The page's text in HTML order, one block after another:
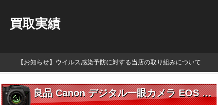
買取実績
【お知らせ】ウイルス感染予防に対する当店の取り組みについて
良品 Canon デジタル一眼カメラ EOS 8000D レンズ EF-S 55-250mm 1:4-5.6 IS STM キット